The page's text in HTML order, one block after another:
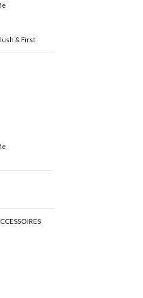
& First